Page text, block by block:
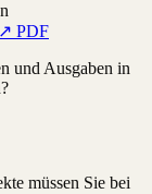
↗ PDF
und Ausgaben in
müssen Sie bei